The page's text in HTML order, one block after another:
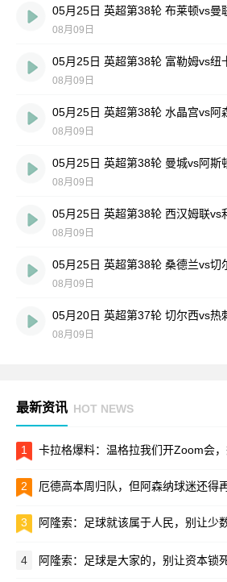
05月25日 英超第38轮 布莱顿vs曼
08月09日
05月25日 英超第38轮 富勒姆vs纽
08月09日
05月25日 英超第38轮 水晶宫vs阿
08月09日
05月25日 英超第38轮 曼城vs阿斯
08月09日
05月25日 英超第38轮 西汉姆联vs
08月09日
05月25日 英超第38轮 桑德兰vs切
08月09日
05月20日 英超第37轮 切尔西vs热
08月09日
最新资讯 HOT NEWS
1 卡拉格爆料：温格拉我们开Zoom会，想用退役
2 厄德高本周归队，但阿森纳球迷还得
3 阿隆索：足球就该属于人民，别让少
4 阿隆索：足球是大家的，别让资本锁死它